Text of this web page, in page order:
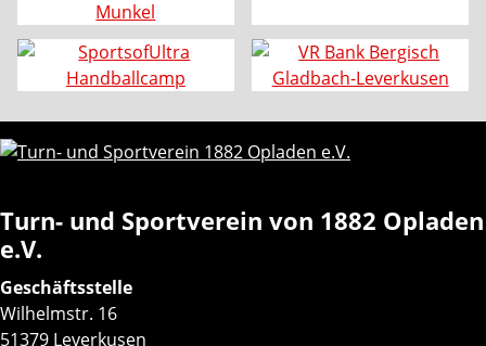
Turn- und Sportverein von 1882 Opladen
e.V.
Geschäftsstelle
Wilhelmstr. 16
51379 Leverkusen